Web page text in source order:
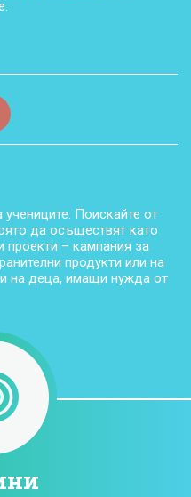
Поискайте от
да осъществят като
– кампания за
продукти или на
на деца, имащи нужда от